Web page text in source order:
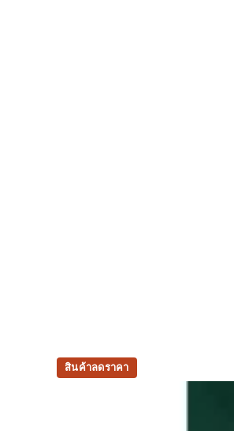
สินค้าลดราคา